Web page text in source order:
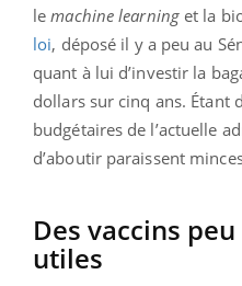
lemachine learninget la
loi, déposé il y a peu au
quant à lui d’investir la
dollars sur cinq ans. Étant
budgétaires de l’actuelle
d’aboutir paraissent
Des vaccins
utiles